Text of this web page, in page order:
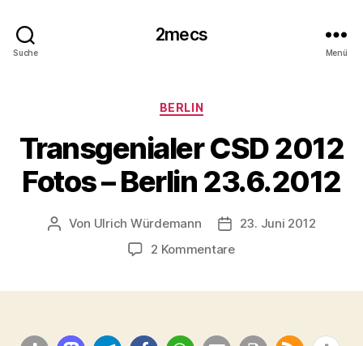
Suche
2mecs
Menü
Kategorien
BERLIN
Transgenialer CSD 2012
Fotos – Berlin 23.6.2012
Beitragsautor
Von Ulrich Würdemann Beitragsdatum
23. Juni 2012
2 Kommentarezu